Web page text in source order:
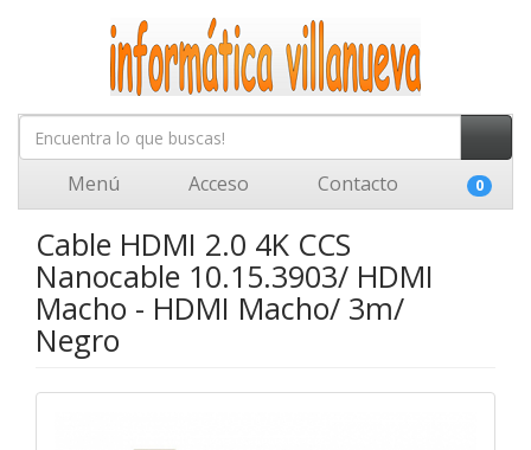
Menú Acceso Contacto 0
Cable HDMI 2.0 4K CCS
Nanocable 10.15.3903/ HDMI
Macho - HDMI Macho/ 3m/
Negro